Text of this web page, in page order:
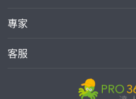
部落格
加入我們
買服務
熱門服務
專家
案件中心
客服